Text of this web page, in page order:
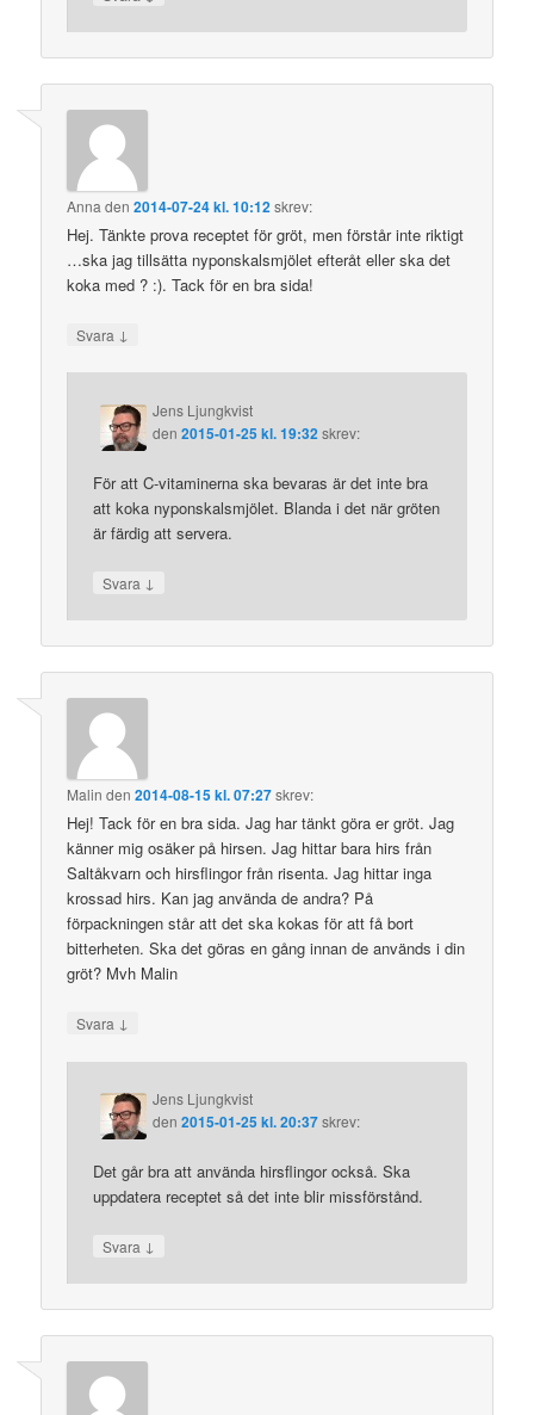
Anna den2014-07-24 kl. 10:12skrev:
Hej. Tänkte prova receptet för gröt, men förstår inte riktigt
…ska jag tillsätta nyponskalsmjölet efteråt eller ska det
koka med ? :). Tack för en bra sida!
Svara ↓
Jens Ljungkvist
den2015-01-25 kl. 19:32 skrev:
För att C-vitaminerna ska bevaras är det inte bra
att koka nyponskalsmjölet. Blanda i det när gröten
är färdig att servera.
Svara ↓
Malin den2014-08-15 kl. 07:27skrev:
Hej! Tack för en bra sida. Jag har tänkt göra er gröt. Jag
känner mig osäker på hirsen. Jag hittar bara hirs från
Saltåkvarn och hirsflingor från risenta. Jag hittar inga
krossad hirs. Kan jag använda de andra? På
förpackningen står att det ska kokas för att få bort
bitterheten. Ska det göras en gång innan de används i din
gröt? Mvh Malin
Svara ↓
Jens Ljungkvist
den2015-01-25 kl. 20:37skrev:
Det går bra att använda hirsflingor också. Ska
uppdatera receptet så det inte blir missförstånd.
Svara ↓